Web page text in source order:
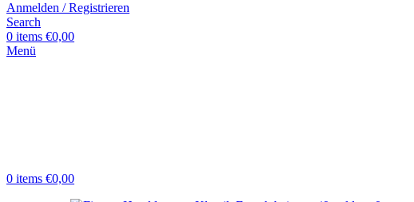
Anmelden / Registrieren
Search
0 items €0,00
Menü
0 items €0,00